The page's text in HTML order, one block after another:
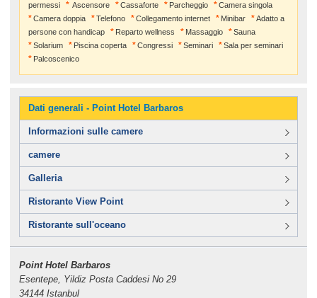
permessi
Ascensore Cassaforte Parcheggio
Camera singola
Camera doppia
Telefono Collegamento internet Minibar
Adatto a
persone con handicap
Reparto wellness Massaggio
Sauna
Solarium
Piscina coperta Congressi Seminari
Sala per seminari
Palcoscenico
Dati generali - Point Hotel Barbaros
Informazioni sulle camere
camere
Galleria
Ristorante View Point
Ristorante sull'oceano
Point Hotel Barbaros
Esentepe, Yildiz Posta Caddesi No 29
34144 Istanbul